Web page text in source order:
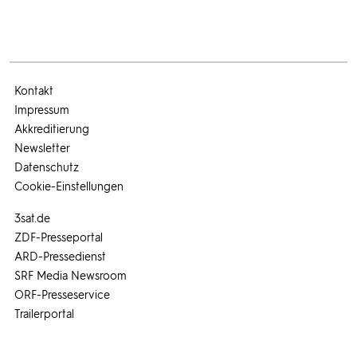
3sat.de
ZDF-Presseportal
ARD-Pressedienst
SRF Media Newsroom
ORF-Presseservice
Trailerportal
Kontakt
Impressum
Akkreditierung
Newsletter
Datenschutz
Cookie-Einstellungen